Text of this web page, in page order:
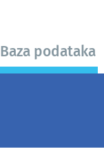
Baza podataka